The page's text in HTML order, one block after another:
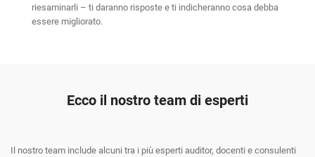
riesaminarli – ti daranno risposte e ti indicheranno cosa debba
essere migliorato.
Ecco il nostro team di esperti
Il nostro team include alcuni tra i più esperti auditor, docenti e consulenti